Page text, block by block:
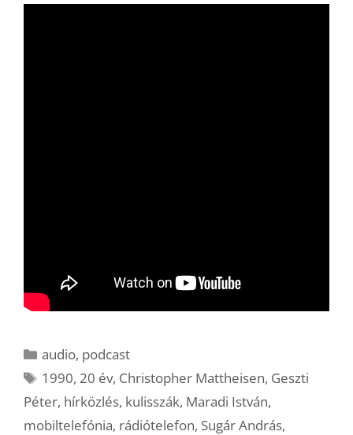
Kategória
audio, podcast
Címkék
1990,20 év, Christopher Mattheisen, Geszti
Péter, hírközlés, kulisszák, Maradi István,
mobiltelefónia, rádiótelefon, Sugár András,